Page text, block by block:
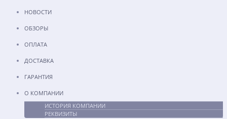
НОВОСТИ
ОБЗОРЫ
ОПЛАТА
ДОСТАВКА
ГАРАНТИЯ
О КОМПАНИИ
ИСТОРИЯ КОМПАНИИ
РЕКВИЗИТЫ